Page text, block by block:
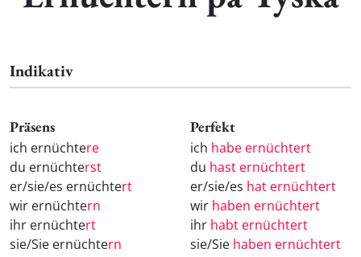
Indikativ
Präsens
ich ernüchtere
du ernüchterst
er/sie/es ernüchtert
wir ernüchtern
ihr ernüchtert
sie/Sie ernüchtern
Perfekt
ich habe ernüchtert
du hast ernüchtert
er/sie/es hat ernüchtert
wir haben ernüchtert
ihr habt ernüchtert
sie/Sie haben ernüchtert